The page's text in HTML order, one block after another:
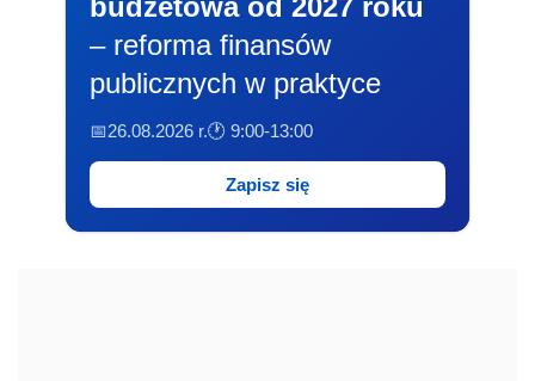
budżetowa od 2027 roku
– reforma finansów
publicznych w praktyce
📅26.08.2026 r.🕐 9:00-13:00
Zapisz się